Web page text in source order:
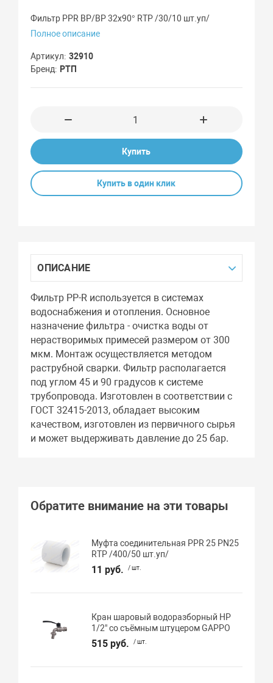
Фильтр PPR ВР/ВР 32x90° RTP /30/10 шт.уп/
Полное описание
Артикул 32910
Бренд
РТП
Купить
Купить в один клик
ОПИСАНИЕ
Фильтр PP-R используется в системах
водоснабжения и отопления. Основное
назначение фильтра - очистка воды от
нерастворимых примесей размером от 300
мкм. Монтаж осуществляется методом
раструбной сварки. Фильтр располагается
под углом 45 и 90 градусов к системе
трубопровода. Изготовлен в соответствии с
ГОСТ 32415-2013, обладает высоким
качеством, изготовлен из первичного сырья
и может выдерживать давление до 25 бар.
Обратите внимание на эти товары
Муфта соединительная PPR 25 PN25
RTP /400/50 шт.уп/
11 руб. / шт.
Кран шаровый водоразборный НР
1/2" со съёмным штуцером GAPPO
515 руб. / шт.